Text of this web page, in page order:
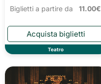
Biglietti a partire da 11.00€
Teatro